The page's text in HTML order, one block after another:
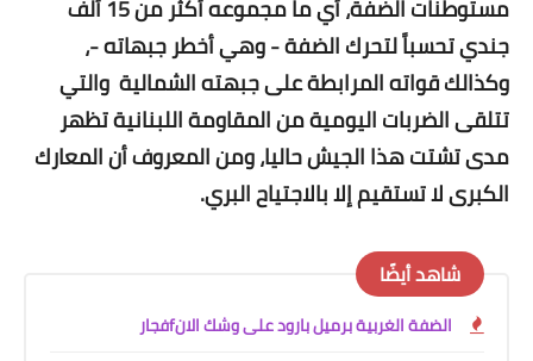
مستوطنات الضفة، أي ما مجموعه أكثر من 15 ألف
جندي تحسباً لتحرك الضفة - وهي أخطر جبهاته -،
وكذالك قواته المرابطة على جبهته الشمالية والتي
تتلقى الضربات اليومية من المقاومة اللبنانية تظهر
مدى تشتت هذا الجيش حاليا، ومن المعروف أن المعارك
الكبرى لا تستقيم إلا بالاجتياح البري.
شاهد أيضًا
الضفة الغربية برميل بارود على وشك الانfفجار